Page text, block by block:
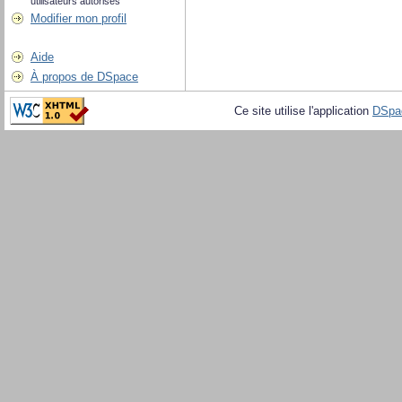
Modifier mon profil
Aide
À propos de DSpace
Ce site utilise l'application